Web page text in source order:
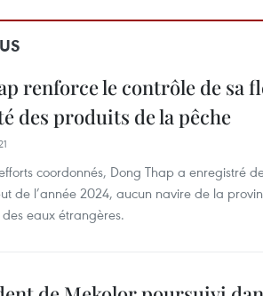
renforce le contrôle de sa
des produits de la pêche
coordonnés, Dong Thap a enregistré
de l’année 2024, aucun navire de la
eaux étrangères.